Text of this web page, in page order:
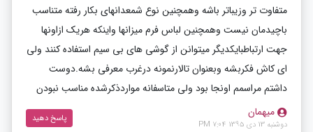
متفاوت تر وزیباتر باشه وهمچنین نوع شمعدانهای بکار رفته متناسب
باچیدمان نیست وهمچنین لباس فرم میزانها واینکه هریک ازاونها
جهت ارتباطبایکدیگر میتوانن از گوشی های بی سیم استفاده کنند ولی
ای کاش فکربشه وبعنوان تالارنمونه درغرب معرفی بشه.دوست
داشتم مراسمم اونجا بود ولی متاسفانه مواردذکرشده مناسب نبودن
میهمان
دوشنبه 13 دی 1395 7:04 PM
پاسخ دهید